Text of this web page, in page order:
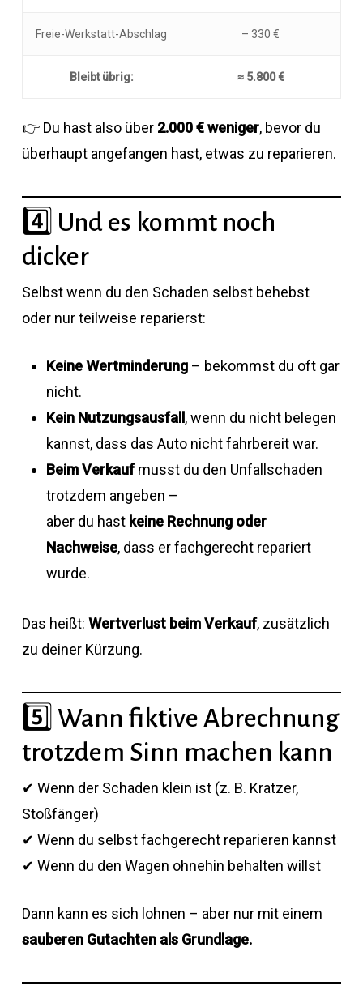
Freie-Werkstatt-Abschlag – 330 €
Bleibt übrig: ≈ 5.800 €
👉 Du hast also über 2.000 € weniger, bevor du
überhaupt angefangen hast, etwas zu reparieren.
4️⃣ Und es kommt noch
dicker
Selbst wenn du den Schaden selbst behebst
oder nur teilweise reparierst:
Keine Wertminderung– bekommst du oft gar
nicht.
Kein Nutzungsausfall , wenn du nicht belegen
kannst, dass das Auto nicht fahrbereit war.
Beim Verkaufmusst du den Unfallschaden
trotzdem angeben –
aber du hast keine Rechnung oder
Nachweise, dass er fachgerecht repariert
wurde.
Das heißt: Wertverlust beim Verkauf, zusätzlich
zu deiner Kürzung.
5️⃣ Wann fiktive Abrechnung
trotzdem Sinn machen kann
✔ Wenn der Schaden klein ist (z. B. Kratzer,
Stoßfänger)
✔ Wenn du selbst fachgerecht reparieren kannst
✔ Wenn du den Wagen ohnehin behalten willst
Dann kann es sich lohnen – aber nur mit einem
sauberen Gutachten als Grundlage.